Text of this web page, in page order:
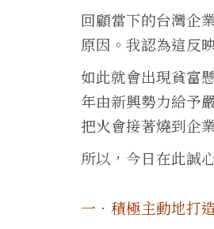
回顧當下的台灣企
原因。我認為這反
如此就會出現貧富
年由新興勢力給予
把火會接著燒到企
所以，今日在此誠
一．積極主動地打